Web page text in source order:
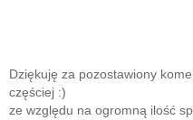
Dziękuję za pozostawiony
częściej :)
ze względu na ogromną ilość